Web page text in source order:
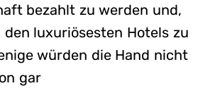
bezahlt zu werden und,
luxuriösesten Hotels zu
würden die Hand nicht
gar